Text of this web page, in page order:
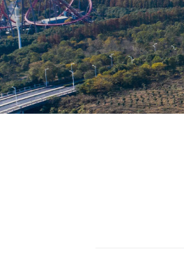
训
机
行
业
服
少
年
航
空
航
空
飞
行
关
于
玄